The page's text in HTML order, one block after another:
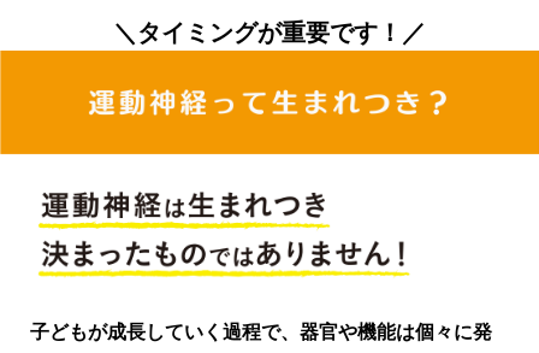
＼タイミングが重要です！ ／
子どもが成長していく過程で、器官や機能は個々に発